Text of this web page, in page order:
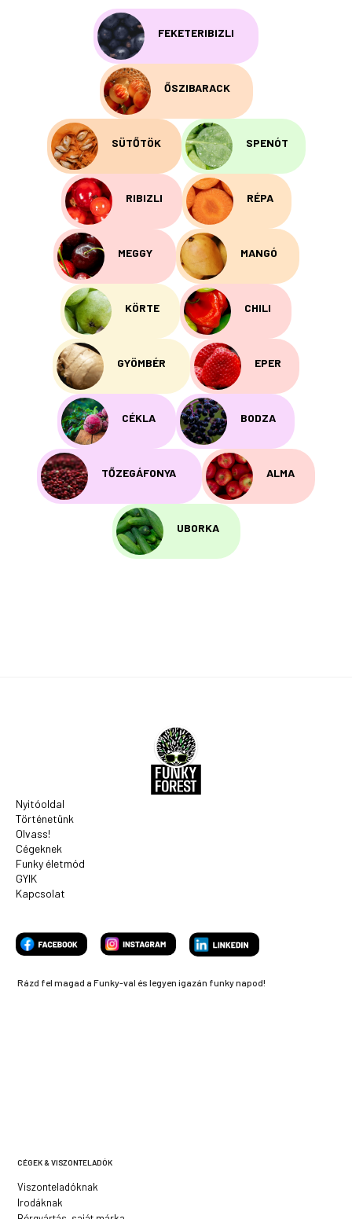
FEKETERIBIZLI
ŐSZIBARACK
SÜTŐTÖK SPENÓT
RIBIZLI RÉPA
MEGGY MANGÓ
KÖRTE CHILI
GYÖMBÉR EPER
CÉKLA BODZA
TŐZEGÁFONYA ALMA
UBORKA
Nyitóoldal
Történetünk
Olvass!
Cégeknek
Funky életmód
GYIK
Kapcsolat
Rázd fel magad a Funky-val és legyen igazán funky napod!
CÉGEK & VISZONTELADÓK
Viszonteladóknak
Irodáknak